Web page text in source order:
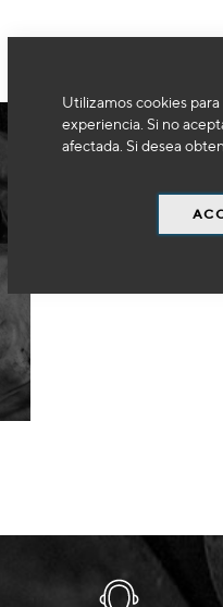
Utilizamos cookies
experiencia. Si no
afectada. Si desea
No podemos